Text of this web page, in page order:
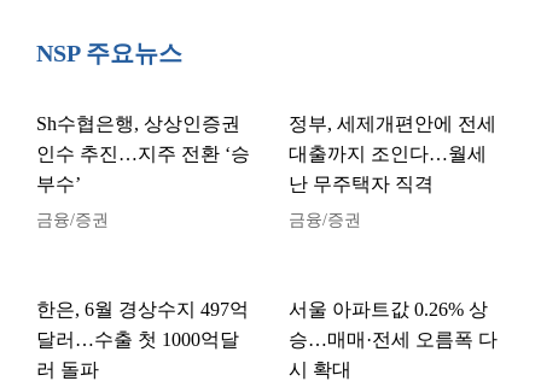
NSP 주요뉴스
Sh수협은행, 상상인증권
인수 추진…지주 전환 ‘승
부수’
금융/증권
정부, 세제개편안에 전세
대출까지 조인다…월세
난 무주택자 직격
금융/증권
한은, 6월 경상수지 497억
달러…수출 첫 1000억달
러 돌파
서울 아파트값 0.26% 상
승…매매·전세 오름폭 다
시 확대